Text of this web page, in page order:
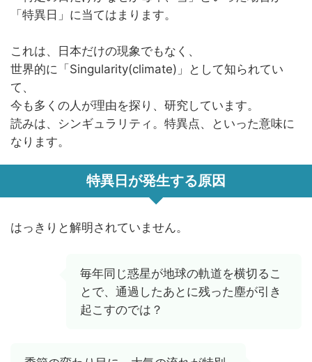
「特異日」に当てはまります。
これは、日本だけの現象でもなく、
世界的に「Singularity(climate)」として知られてい
て、
今も多くの人が理由を探り、研究しています。
読みは、シンギュラリティ。特異点、といった意味に
なります。
特異日が発生する原因
はっきりと解明されていません。
毎年同じ惑星が地球の軌道を横切るこ
とで、通過したあとに残った塵が引き
起こすのでは？